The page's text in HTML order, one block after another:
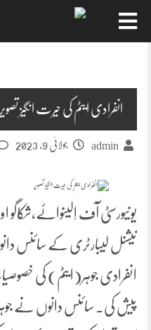
انفرادی ایٹم کی حیرت انگیز تصویر
admin جولائی 9, 2023
یونیورسٹی آف اِلینوائے،شکاگو
نیشنل لیبارٹری کے سائنس
انفرادی جوہر(ایٹم) کی
پیش کی۔ سائنس دانوں نے